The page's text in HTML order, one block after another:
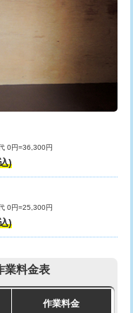
11,000円~
55,000円
33,000円
8,800円
11,000円
33,000円
0円=36,300円
)
0円=25,300円
)
業料金表
作業料金